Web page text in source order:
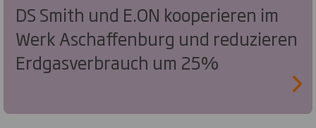
DS Smith und E.ON kooperieren im
Werk Aschaffenburg und reduzieren
Erdgasverbrauch um 25%